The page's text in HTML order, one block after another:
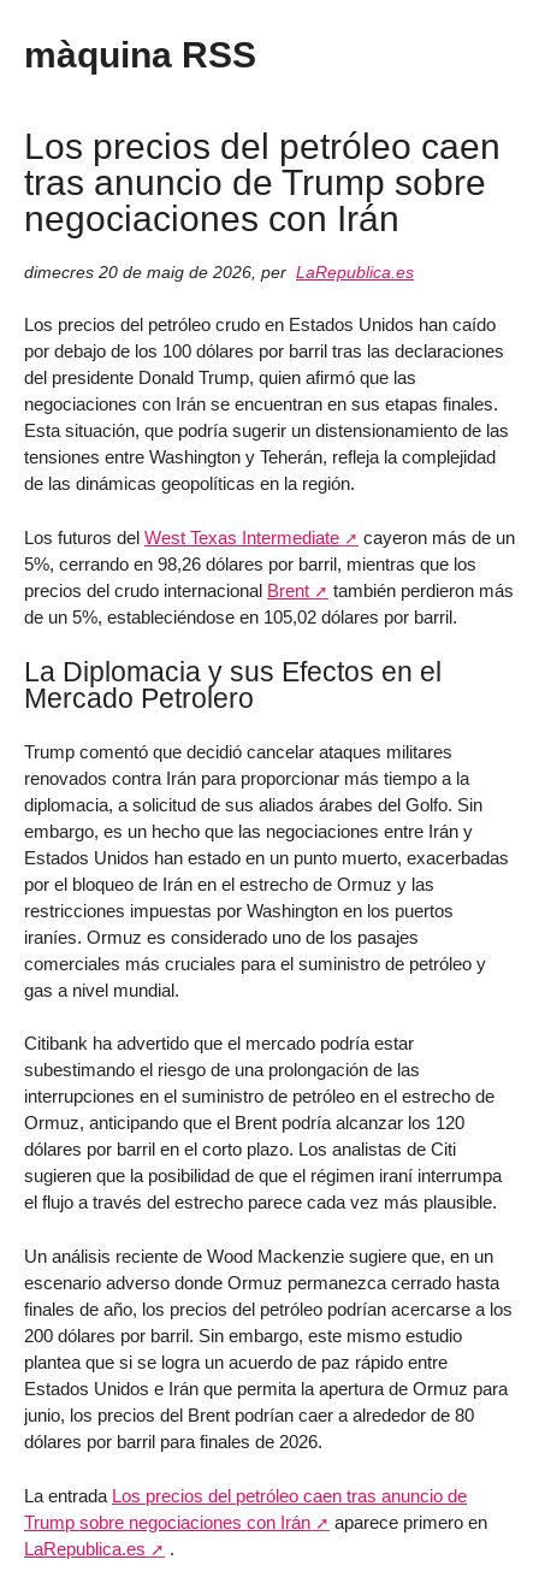
màquina RSS
Los precios del petróleo caen
tras anuncio de Trump sobre
negociaciones con Irán
dimecres 20 de maig de 2026 per LaRepublica.es
Los precios del petróleo crudo en Estados Unidos han caído
por debajo de los 100 dólares por barril tras las declaraciones
del presidente Donald Trump, quien afirmó que las
negociaciones con Irán se encuentran en sus etapas finales.
Esta situación, que podría sugerir un distensionamiento de las
tensiones entre Washington y Teherán, refleja la complejidad
de las dinámicas geopolíticas en la región.
Los futuros del West Texas Intermediate
cayeron más de un
5%, cerrando en 98,26 dólares por barril, mientras que los
precios del crudo internacional Brent
también perdieron más
de un 5%, estableciéndose en 105,02 dólares por barril.
La Diplomacia y sus Efectos en el
Mercado Petrolero
Trump comentó que decidió cancelar ataques militares
renovados contra Irán para proporcionar más tiempo a la
diplomacia, a solicitud de sus aliados árabes del Golfo. Sin
embargo, es un hecho que las negociaciones entre Irán y
Estados Unidos han estado en un punto muerto, exacerbadas
por el bloqueo de Irán en el estrecho de Ormuz y las
restricciones impuestas por Washington en los puertos
iraníes. Ormuz es considerado uno de los pasajes
comerciales más cruciales para el suministro de petróleo y
gas a nivel mundial.
Citibank ha advertido que el mercado podría estar
subestimando el riesgo de una prolongación de las
interrupciones en el suministro de petróleo en el estrecho de
Ormuz, anticipando que el Brent podría alcanzar los 120
dólares por barril en el corto plazo. Los analistas de Citi
sugieren que la posibilidad de que el régimen iraní interrumpa
el flujo a través del estrecho parece cada vez más plausible.
Un análisis reciente de Wood Mackenzie sugiere que, en un
escenario adverso donde Ormuz permanezca cerrado hasta
finales de año, los precios del petróleo podrían acercarse a los
200 dólares por barril. Sin embargo, este mismo estudio
plantea que si se logra un acuerdo de paz rápido entre
Estados Unidos e Irán que permita la apertura de Ormuz para
junio, los precios del Brent podrían caer a alrededor de 80
dólares por barril para finales de 2026.
La entrada Los precios del petróleo caen tras anuncio de
Trump sobre negociaciones con Irán
aparece primero en
LaRepublica.es
.